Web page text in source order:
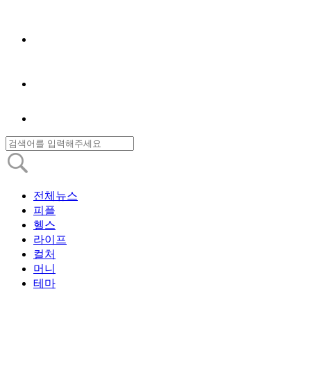
전체뉴스
피플
헬스
라이프
컬처
머니
테마